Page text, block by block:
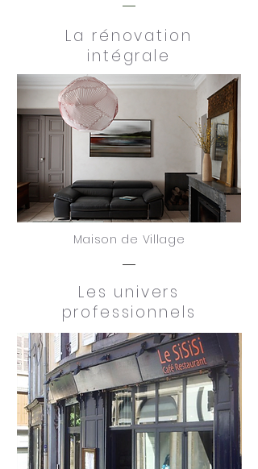
La rénovation
intégrale
Maison de Village
Les univers
professionnels